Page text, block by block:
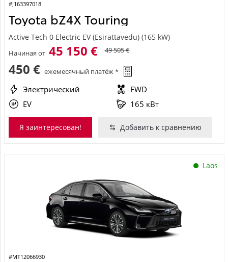
#J163397018
Toyota bZ4X Touring
Active Tech 0 Electric EV (Esirattavedu) (165 kW)
Начиная от 45 150 € 49 505 €
450 € ежемесячный платёж *
Электрический
FWD
EV
165 кВт
Я заинтересован! Добавить к сравнению
Laos
#MT12066930